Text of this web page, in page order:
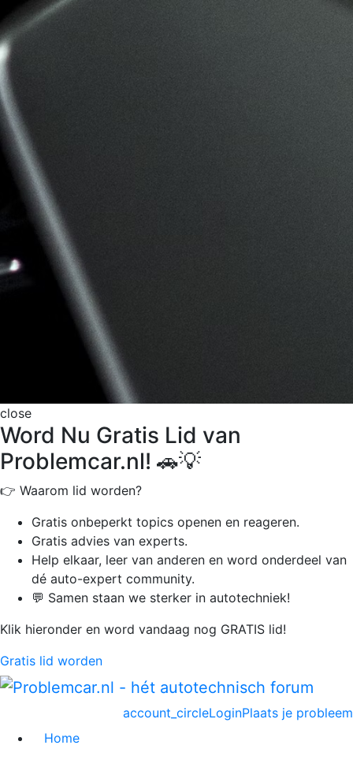
close
Word Nu Gratis Lid van
Problemcar.nl! 🚗💡
👉 Waarom lid worden?
Gratis onbeperkt topics openen en reageren.
Gratis advies van experts.
Help elkaar, leer van anderen en word onderdeel van
dé auto-expert community.
💬 Samen staan we sterker in autotechniek!
Klik hieronder en word vandaag nog GRATIS lid!
Gratis lid worden
Plaats je probleem
account_circleLogin
Home